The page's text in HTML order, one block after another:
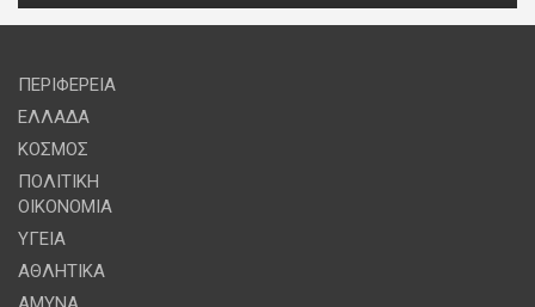
ΠΕΡΙΦΕΡΕΙΑ
ΕΛΛΑΔΑ
ΚΟΣΜΟΣ
ΠΟΛΙΤΙΚΗ
ΟΙΚΟΝΟΜΙΑ
ΥΓΕΙΑ
ΑΘΛΗΤΙΚΑ